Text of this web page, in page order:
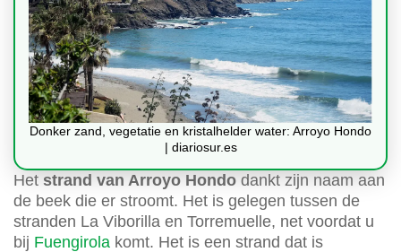
Donker zand, vegetatie en kristalhelder water: Arroyo Hondo
| diariosur.es
Het strand van Arroyo Hondo dankt zijn naam aan
de beek die er stroomt. Het is gelegen tussen de
stranden La Viborilla en Torremuelle, net voordat u
bij Fuengirola komt. Het is een strand dat is